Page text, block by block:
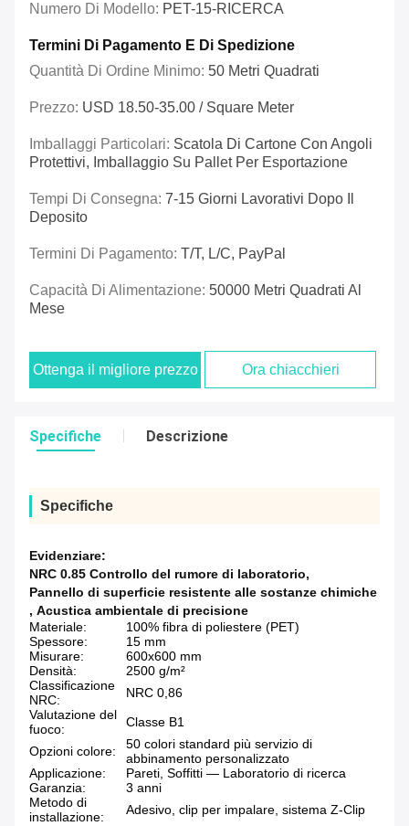
Numero Di Modello: PET-15-RICERCA
Termini Di Pagamento E Di Spedizione
Quantità Di Ordine Minimo: 50 Metri Quadrati
Prezzo: USD 18.50-35.00 / Square Meter
Imballaggi Particolari: Scatola Di Cartone Con Angoli
Protettivi, Imballaggio Su Pallet Per Esportazione
Tempi Di Consegna: 7-15 Giorni Lavorativi Dopo Il
Deposito
Termini Di Pagamento: T/T, L/C, PayPal
Capacità Di Alimentazione: 50000 Metri Quadrati Al
Mese
Ottenga il migliore prezzo Ora chiacchieri
Specifiche Descrizione
Specifiche
Evidenziare:
NRC 0.85 Controllo del rumore di laboratorio,
Pannello di superficie resistente alle sostanze chimiche
, Acustica ambientale di precisione
Materiale:
100% fibra di poliestere (PET)
Spessore:
15 mm
Misurare:
600x600 mm
Densità:
2500 g/m²
Classificazione
NRC:
NRC 0,86
Valutazione del
fuoco:
Classe B1
Opzioni colore:
50 colori standard più servizio di
abbinamento personalizzato
Applicazione:
Pareti, Soffitti — Laboratorio di ricerca
Garanzia:
3 anni
Metodo di
installazione:
Adesivo, clip per impalare, sistema Z-Clip